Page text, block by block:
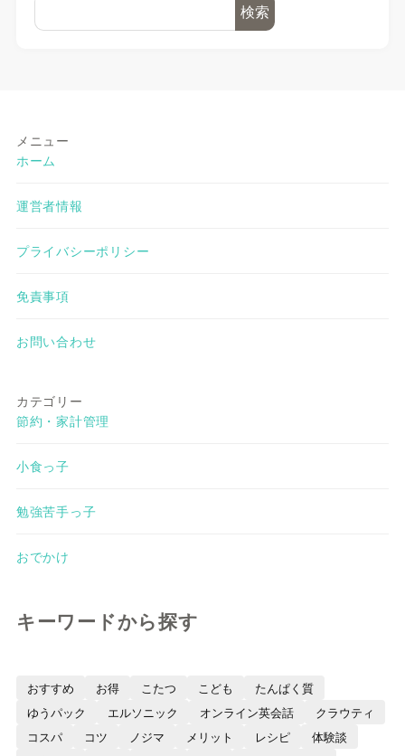
検索
メニュー
ホーム
運営者情報
プライバシーポリシー
免責事項
お問い合わせ
カテゴリー
節約・家計管理
小食っ子
勉強苦手っ子
おでかけ
キーワードから探す
おすすめ お得 こたつ こども
たんぱく質
ゆうパック
エルソニック オンライン英会話
クラウティ
コスパ
コツ ノジマ メリット レシピ
体験談